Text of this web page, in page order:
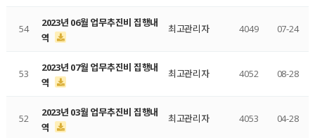
54
2023년 06월 업무추진비 집행내
역
최고관리자 4049 07-24
53
2023년 07월 업무추진비 집행내
역
최고관리자 4052 08-28
52
2023년 03월 업무추진비 집행내
역
최고관리자 4053 04-28